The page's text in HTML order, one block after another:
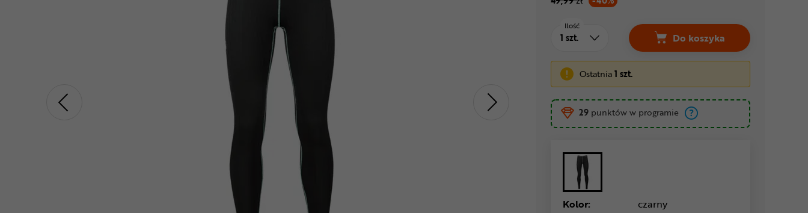
Ilość
Do koszyka
Spodnie termoaktywne
Ostatnia1 szt.
29 punktów w programie
Kolor: czarny